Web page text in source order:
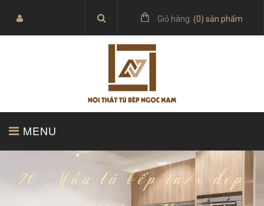
Giỏ hàng: (0) sản phẩm
MENU
SẢN PHẨM
70 Mẫu tủ bếp inox đẹp